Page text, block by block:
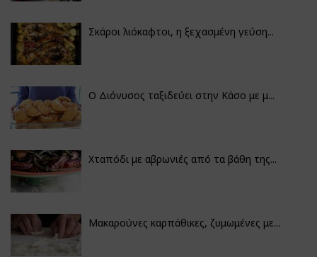
Σκάροι λιόκαφτοι, η ξεχασμένη γεύση...
Ο Διόνυσος ταξιδεύει στην Κάσο με μ...
Χταπόδι με αβρωνιές από τα βάθη της...
Μακαρούνες καρπάθικες, ζυμωμένες με...